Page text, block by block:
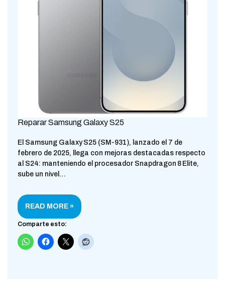
Reparar Samsung Galaxy S25
El Samsung Galaxy S25 (SM-931), lanzado el 7 de
febrero de 2025, llega con mejoras destacadas respecto
al S24: manteniendo el procesador Snapdragon 8 Elite,
sube un nivel…
READ MORE »
Comparte esto: